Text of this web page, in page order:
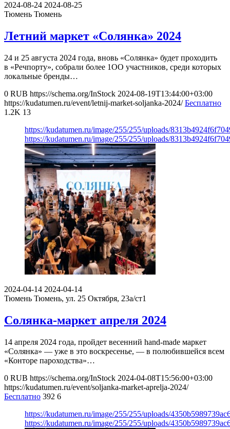
2024-08-24 2024-08-25
Тюмень Тюмень
Летний маркет «Солянка» 2024
24 и 25 августа 2024 года, вновь «Солянка» будет проходить
в «Речпорту», собрали более 1ОО участников, среди которых
локальные бренды…
0 RUB https://schema.org/InStock 2024-08-19T13:44:00+03:00
https://kudatumen.ru/event/letnij-market-soljanka-2024/ Бесплатно
1.2K 13
https://kudatumen.ru/image/255/255/uploads/
https://kudatumen.ru/image/255/255/uploads/
2024-04-14 2024-04-14
Тюмень Тюмень, ул. 25 Октября, 23а/ст1
Солянка-маркет апреля 2024
14 апреля 2024 года, пройдет весенний hand-made маркет
«Солянка» — уже в это воскресенье, — в полюбившейся всем
«Конторе пароходства»…
0 RUB https://schema.org/InStock 2024-04-08T15:56:00+03:00
https://kudatumen.ru/event/soljanka-market-aprelja-2024/
Бесплатно 392 6
https://kudatumen.ru/image/255/255/uploads/
https://kudatumen.ru/image/255/255/uploads/